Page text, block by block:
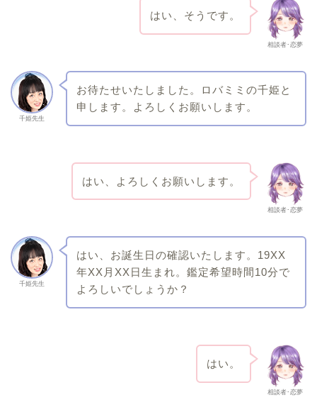
相談者･恋夢
はい、そうです。
千姫先生
お待たせいたしました。ロバミミの千姫と
申します。よろしくお願いします。
相談者･恋夢
はい、よろしくお願いします。
千姫先生
はい、お誕生日の確認いたします。19XX
年XX月XX日生まれ。鑑定希望時間10分で
よろしいでしょうか？
相談者･恋夢
はい。